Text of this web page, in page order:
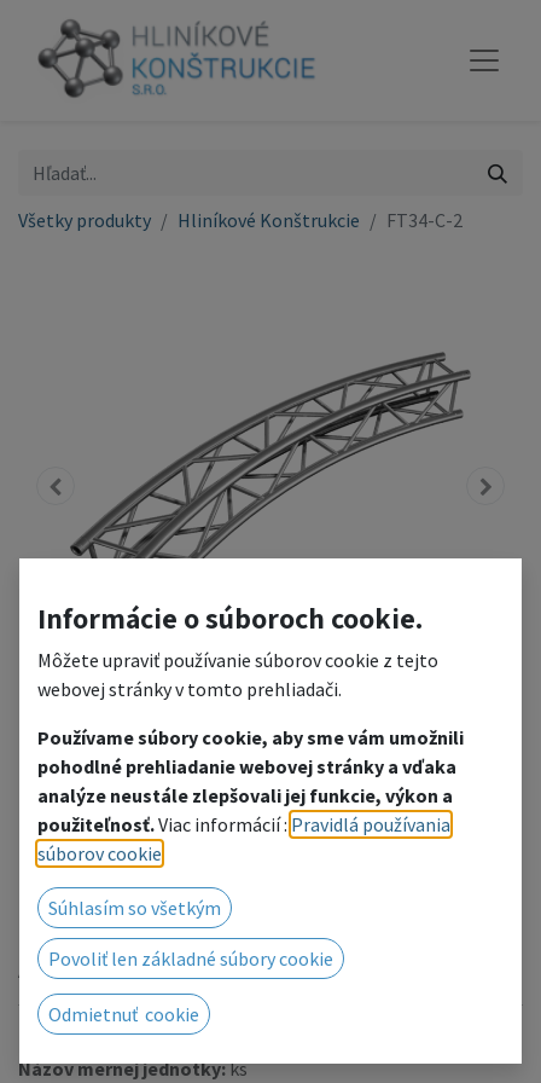
Všetky produkty Hliníkové Konštrukcie FT34-C-2
FT34-C-2
Pridať do zoznamu želaní
Radi Vám poskytneme cenovú ponuku, kliknutím
prejdete na kontaktný formulár.
Alebo nás kontaktujte telefonicky / e-mailom.
kód produktu:0188
Názov mernej jednotky:ks
Informácie o súboroch cookie.
Môžete upraviť používanie súborov cookie z tejto
webovej stránky v tomto prehliadači.
Používame súbory cookie, aby sme vám umožnili
pohodlné prehliadanie webovej stránky a vďaka
analýze neustále zlepšovali jej funkcie, výkon a
použiteľnosť.Viac informácií : Pravidlá používania
súborov cookie
Súhlasím so všetkým
Povoliť len základné súbory cookie
Odmietnuť cookie